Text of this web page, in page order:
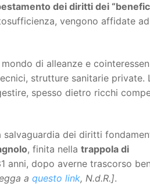
dei diritti dei
vengono affidate
di alleanze e
strutture sanitarie private.
spesso dietro ricchi
dei diritti
, finita nella trappola di
anni, dopo averne trascorso
a questo link, N.d.R.].